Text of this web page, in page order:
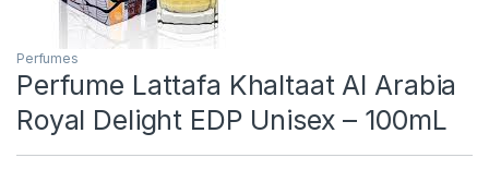
Perfumes
Perfume Lattafa Khaltaat Al Arabia
Royal Delight EDP Unisex – 100mL